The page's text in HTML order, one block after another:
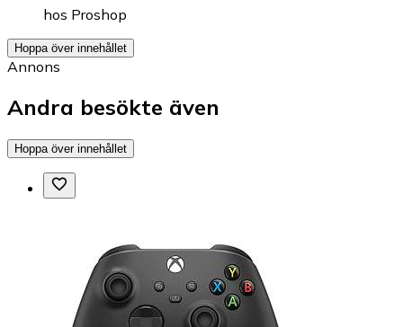
hos Proshop
Hoppa över innehållet
Annons
Andra besökte även
Hoppa över innehållet